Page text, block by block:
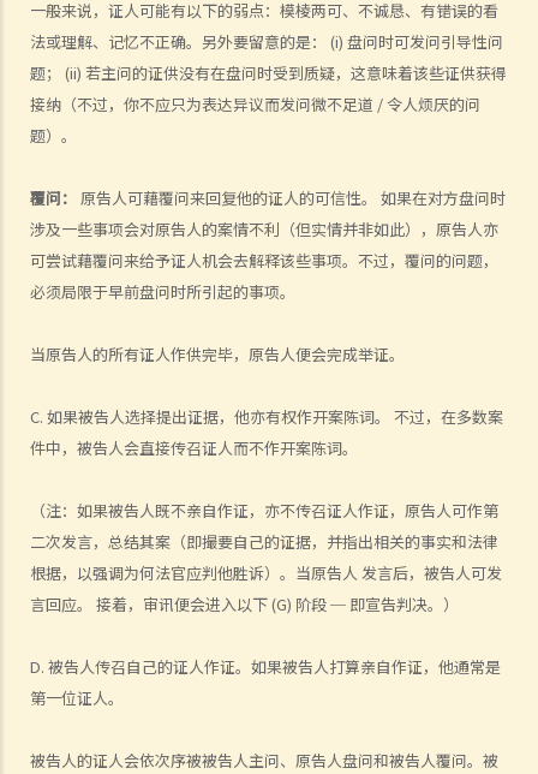
一般来说，证人可能有以下的弱点：模棱两可、不诚恳、有错误的看
法或理解、记忆不正确。另外要留意的是： (i) 盘问时可发问引导性问
题； (ii) 若主问的证供没有在盘问时受到质疑，这意味着该些证供获得
接纳（不过，你不应只为表达异议而发问微不足道 / 令人烦厌的问
题）。
覆问： 原告人可藉覆问来回复他的证人的可信性。 如果在对方盘问时
涉及一些事项会对原告人的案情不利（但实情并非如此），原告人亦
可尝试藉覆问来给予证人机会去解释该些事项。不过，覆问的问题，
必须局限于早前盘问时所引起的事项。
当原告人的所有证人作供完毕，原告人便会完成举证。
C. 如果被告人选择提出证据，他亦有权作开案陈词。 不过，在多数案
件中，被告人会直接传召证人而不作开案陈词。
（注：如果被告人既不亲自作证，亦不传召证人作证，原告人可作第
二次发言，总结其案（即撮要自己的证据，并指出相关的事实和法律
根据，以强调为何法官应判他胜诉）。当原告人 发言后，被告人可发
言回应。 接着，审讯便会进入以下 (G) 阶段 ─ 即宣告判决。）
D. 被告人传召自己的证人作证。如果被告人打算亲自作证，他通常是
第一位证人。
被告人的证人会依次序被被告人主问、原告人盘问和被告人覆问。被
索，（1）在状书期阶段以表格16承认部分申索（根据第13A号命令）和
(2) 以表格 23（根据第22号命令）向原告人提出以部分金额作为附带条
款付款的提议，两者有甚么区别？
2. 如果被告人想在状书期阶段（在收到令状和申索陈述书后）向原告人
的款额？
在案件进行审讯前，诉讼各方可向法庭提出甚么申请？
1. 怎样去提出非正审申请？
审讯中的一张虚假租约），应否提出非正审申请？
的后果是甚么？
2. 如何拟备宗教式誓章或非宗教式誓词？
4. 非正审申请的聆讯会如何进行？
5. 原告人或被告人可否就非正审申请所作的命令提出上诉？
6. 如果被告人将抗辩书送交法院存档，但抗辩书并没有任何合理论点，
原告人可否申请一项「即时判决」，令案件不用进行审讯？
何在此期间停止被告人的错误行为呢？
8. 如果被告人相当可能在案件审讯前不当地将他的资产脱手，原告人可